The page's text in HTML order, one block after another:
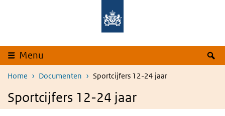
Overslaan en naar de inhoud gaan
Menu
Home Documenten Sportcijfers 12-24 jaar
Sportcijfers 12-24 jaar